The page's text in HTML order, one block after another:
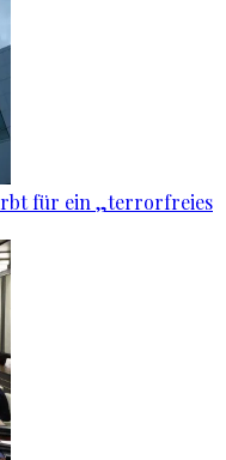
für ein „terrorfreies